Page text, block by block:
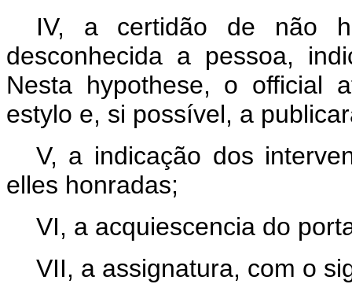
IV, a certidão de não
desconhecida a pessoa,
Nesta hypothese, o official
estylo e, si possível, a
V, a indicação dos
elles honradas;
VI, a acquiescencia do
VII, a assignatura, com o